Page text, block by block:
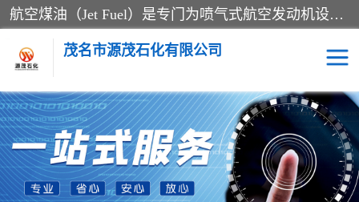
航空煤油（Jet Fuel）是专门为喷气式航空发动机设计的高纯度燃料，主要分为Jet A、Jet A-1和Jet B等类型。其特点是闪点高、低温流动性好，并添加了抗静电剂和抗氧化剂以确保飞行安全。航空煤油需
茂名市源茂石化有限公司
RP3航空煤油 D20+D30溶剂油
D40+D60溶剂油 D80+D100溶剂油